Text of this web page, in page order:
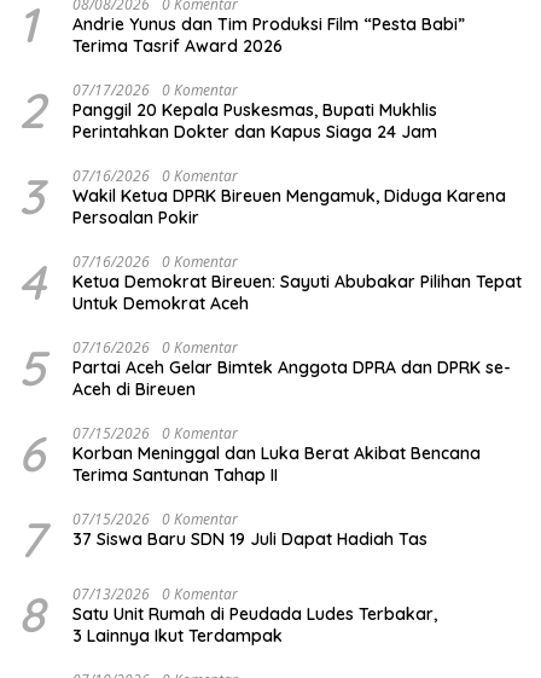
1 08/08/2026 0 Komentar
Andrie Yunus dan Tim Produksi Film “Pesta Babi”
Terima Tasrif Award 2026
2 07/17/2026 0 Komentar
Panggil 20 Kepala Puskesmas, Bupati Mukhlis
Perintahkan Dokter dan Kapus Siaga 24 Jam
3 07/16/2026 0 Komentar
Wakil Ketua DPRK Bireuen Mengamuk, Diduga Karena
Persoalan Pokir
4 07/16/2026 0 Komentar
Ketua Demokrat Bireuen: Sayuti Abubakar Pilihan Tepat
Untuk Demokrat Aceh
5 07/16/2026 0 Komentar
Partai Aceh Gelar Bimtek Anggota DPRA dan DPRK se-
Aceh di Bireuen
6 07/15/2026 0 Komentar
Korban Meninggal dan Luka Berat Akibat Bencana
Terima Santunan Tahap II
7 07/15/2026 0 Komentar
37 Siswa Baru SDN 19 Juli Dapat Hadiah Tas
8 07/13/2026 0 Komentar
Satu Unit Rumah di Peudada Ludes Terbakar,
3 Lainnya Ikut Terdampak